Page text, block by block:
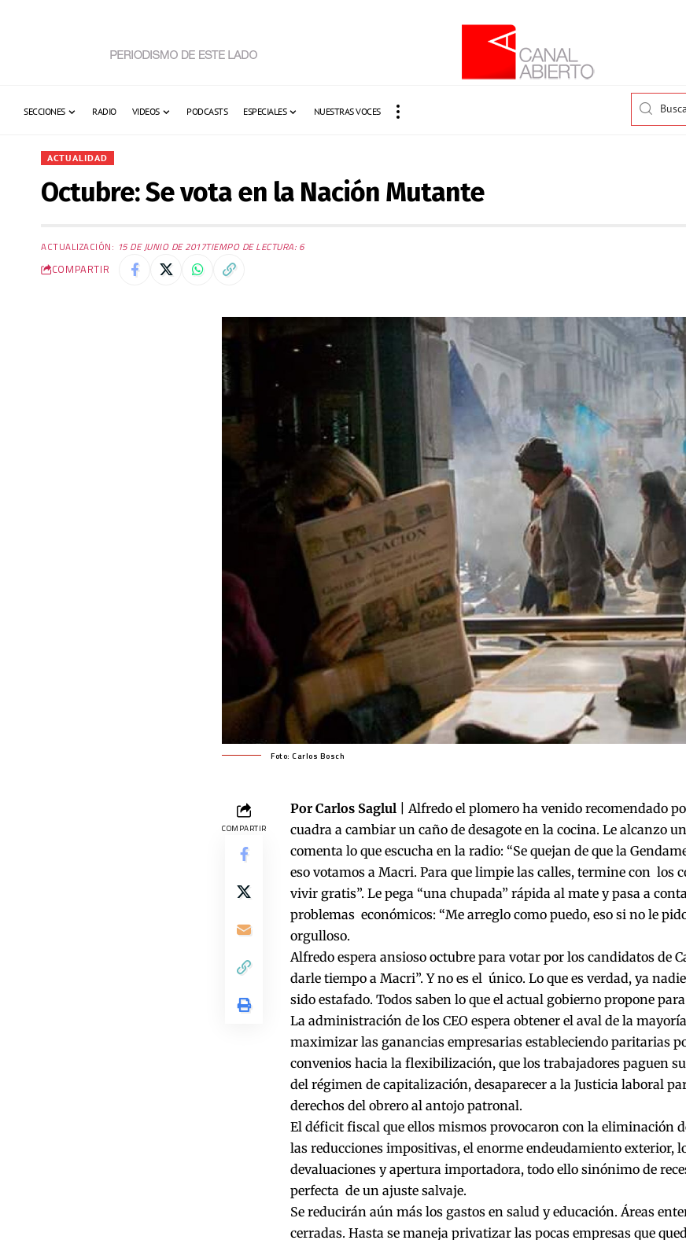
SECCIONES RADIO VIDEOS PODCASTS ESPECIALES NUESTRAS VOCES
ACTUALIDAD
Octubre: Se vota en la Nación Mutante
ACTUALIZACIÓN: 15 DE JUNIO DE 2017TIEMPO DE LECTURA: 6
COMPARTIR
Foto: Carlos Bosch
COMPARTIR
Por Carlos Saglul | Alfredo el plomero ha venido recomendado
cuadra a cambiar un caño de desagote en la cocina. Le alcanzo
comenta lo que escucha en la radio: “Se quejan de que la
eso votamos a Macri. Para que limpie las calles, termine con los
vivir gratis”. Le pega “una chupada” rápida al mate y pasa a
problemas económicos: “Me arreglo como puedo, eso si no le
orgulloso.
Alfredo espera ansioso octubre para votar por los candidatos de
darle tiempo a Macri”. Y no es el único. Lo que es verdad, ya
sido estafado. Todos saben lo que el actual gobierno propone
La administración de los CEO espera obtener el aval de la
maximizar las ganancias empresarias estableciendo paritarias
convenios hacia la flexibilización, que los trabajadores paguen
del régimen de capitalización, desaparecer a la Justicia laboral
derechos del obrero al antojo patronal.
El déficit fiscal que ellos mismos provocaron con la eliminación
las reducciones impositivas, el enorme endeudamiento exterior,
devaluaciones y apertura importadora, todo ello sinónimo de
perfecta de un ajuste salvaje.
Se reducirán aún más los gastos en salud y educación. Áreas
cerradas. Hasta se maneja privatizar las pocas empresas que